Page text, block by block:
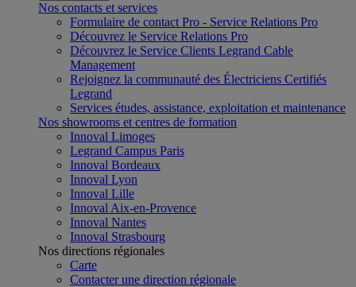
Nos contacts et services
Formulaire de contact Pro - Service Relations Pro
Découvrez le Service Relations Pro
Découvrez le Service Clients Legrand Cable
Management
Rejoignez la communauté des Électriciens Certifiés
Legrand
Services études, assistance, exploitation et maintenance
Nos showrooms et centres de formation
Innoval Limoges
Legrand Campus Paris
Innoval Bordeaux
Innoval Lyon
Innoval Lille
Innoval Aix-en-Provence
Innoval Nantes
Innoval Strasbourg
Nos directions régionales
Carte
Contacter une direction régionale